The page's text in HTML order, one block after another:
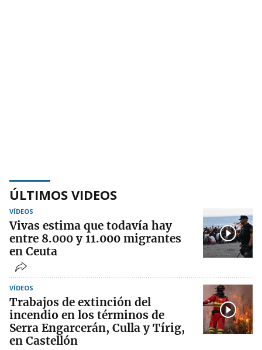
ÚLTIMOS VIDEOS
VÍDEOS
Vivas estima que todavía hay
entre 8.000 y 11.000 migrantes
en Ceuta
VÍDEOS
Trabajos de extinción del
incendio en los términos de
Serra Engarcerán, Culla y Tírig,
en Castellón